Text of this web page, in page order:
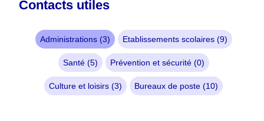
Contacts utiles
Administrations (3) Etablissements scolaires (9)
Santé (5) Prévention et sécurité (0)
Culture et loisirs (3) Bureaux de poste (10)